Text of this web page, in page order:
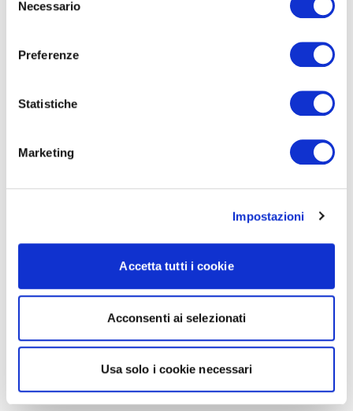
delNecessario
Preferenze
Statistiche
Marketing
Impostazioni
Accetta tutti i cookie
Acconsenti ai selezionati
Usa solo i cookie necessari